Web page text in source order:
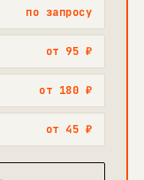
по запросу
от 95 ₽
от 180 ₽
от 45 ₽